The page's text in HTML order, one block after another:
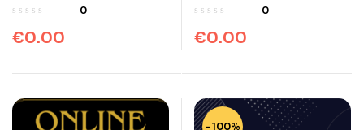
Blueprint – Schritt für
0
€0.00
Arbeitsalltag KI – 1×1 |
0
€0.00
-100%